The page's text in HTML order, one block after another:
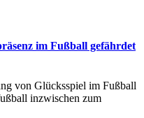
im Fußball gefährdet
von Glücksspiel im Fußball
inzwischen zum